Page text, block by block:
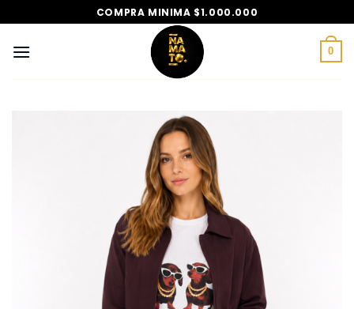
al
contenido
COMPRA MINIMA $1.000.000
0